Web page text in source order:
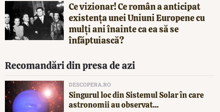
Ce vizionar! Ce român a anticipat
existența unei Uniuni Europene cu
mulți ani înainte ca ea să se
înfăptuiască?
Recomandări din presa de azi
DESCOPERA.RO
Singurul loc din Sistemul Solar în care
astronomii au observat...